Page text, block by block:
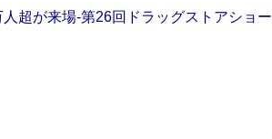
超が来場‐第26回ドラッグストアショー